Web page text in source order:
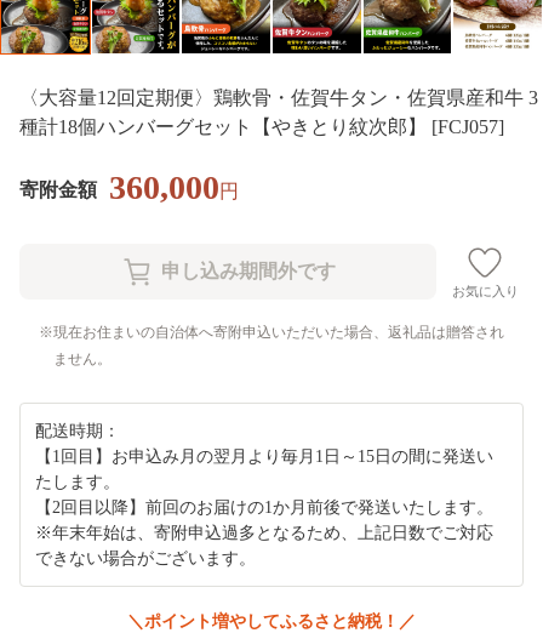
〈大容量12回定期便〉鶏軟骨・佐賀牛タン・佐賀県産和牛 3
種計18個ハンバーグセット【やきとり紋次郎】 [FCJ057]
寄附金額 360,000円
お気に入り
現在お住まいの自治体へ寄附申込いただいた場合、返礼品は贈答され
ません。
配送時期：
【1回目】お申込み月の翌月より毎月1日～15日の間に発送い
たします。
【2回目以降】前回のお届けの1か月前後で発送いたします。
※年末年始は、寄附申込過多となるため、上記日数でご対応
できない場合がございます。
＼ポイント増やしてふるさと納税！／